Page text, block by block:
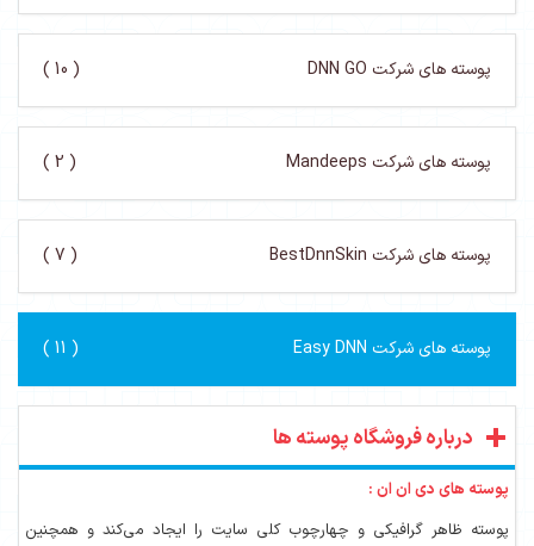
پوسته های شرکت DNN GO ( 10 )
پوسته های شرکت Mandeeps ( 2 )
پوسته های شرکت BestDnnSkin ( 7 )
پوسته های شرکت Easy DNN ( 11 )
درباره فروشگاه پوسته ها
پوسته های دی ان ان :
پوسته ظاهر گرافیکی و چهارچوب کلی سایت را ایجاد می‌کند و همچنین